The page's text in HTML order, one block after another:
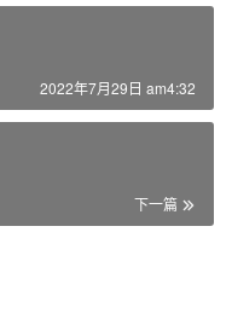
2022年7月29日 am4:32
下一篇